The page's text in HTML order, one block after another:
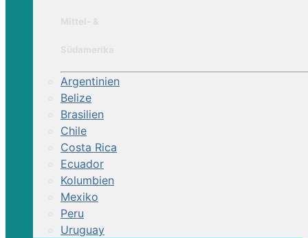
Argentinien
Belize
Brasilien
Chile
Costa Rica
Ecuador
Kolumbien
Mexiko
Peru
Uruguay